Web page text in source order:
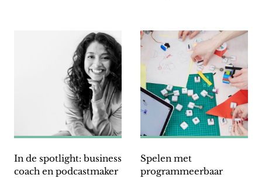
In de spotlight: business
coach en podcastmaker
Spelen met
programmeerbaar